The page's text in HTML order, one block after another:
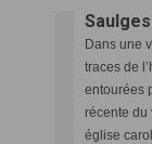
Dans une
traces de
entourées
récente du
église